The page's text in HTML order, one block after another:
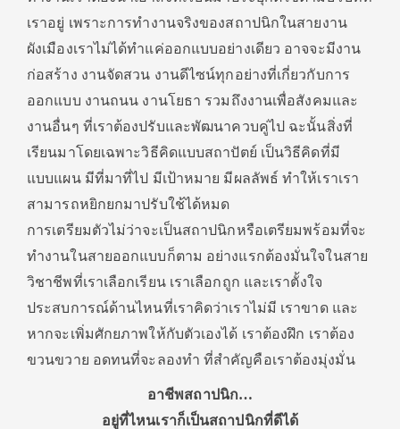
เราอยู่ เพราะการทำงานจริงของสถาปนิกในสายงาน
ผังเมืองเราไม่ได้ทำแค่ออกแบบอย่างเดียว อาจจะมีงาน
ก่อสร้าง งานจัดสวน งานดีไซน์ทุกอย่างที่เกี่ยวกับการ
ออกแบบ งานถนน งานโยธา รวมถึงงานเพื่อสังคมและ
งานอื่นๆ ที่เราต้องปรับและพัฒนาควบคู่ไป ฉะนั้นสิ่งที่
เรียนมาโดยเฉพาะวิธีคิดแบบสถาปัตย์ เป็นวิธีคิดที่มี
แบบแผน มีที่มาที่ไป มีเป้าหมาย มีผลลัพธ์ ทำให้เราเรา
สามารถหยิกยกมาปรับใช้ได้หมด
การเตรียมตัวไม่ว่าจะเป็นสถาปนิกหรือเตรียมพร้อมที่จะ
ทำงานในสายออกแบบก็ตาม อย่างแรกต้องมั่นใจในสาย
วิชาชีพที่เราเลือกเรียน เราเลือกถูก และเราตั้งใจ
ประสบการณ์ด้านไหนที่เราคิดว่าเราไม่มี เราขาด และ
หากจะเพิ่มศักยภาพให้กับตัวเองได้ เราต้องฝึก เราต้อง
ขวนขวาย อดทนที่จะลองทำ ที่สำคัญคือเราต้องมุ่งมั่น
อาชีพสถาปนิก…
อยู่ที่ไหนเราก็เป็นสถาปนิกที่ดีได้